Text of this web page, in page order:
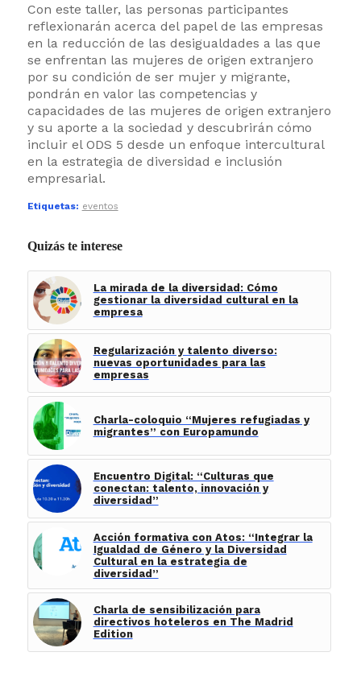
Con este taller, las personas participantes
reflexionarán acerca del papel de las empresas
en la reducción de las desigualdades a las que
se enfrentan las mujeres de origen extranjero
por su condición de ser mujer y migrante,
pondrán en valor las competencias y
capacidades de las mujeres de origen extranjero
y su aporte a la sociedad y descubrirán cómo
incluir el ODS 5 desde un enfoque intercultural
en la estrategia de diversidad e inclusión
empresarial.
Etiquetas: eventos
Quizás te interese
La mirada de la diversidad: Cómo
gestionar la diversidad cultural en la
empresa
Regularización y talento diverso:
nuevas oportunidades para las
empresas
Charla-coloquio “Mujeres refugiadas y
migrantes” con Europamundo
Encuentro Digital: “Culturas que
conectan: talento, innovación y
diversidad”
Acción formativa con Atos: “Integrar la
Igualdad de Género y la Diversidad
Cultural en la estrategia de
diversidad”
Charla de sensibilización para
directivos hoteleros en The Madrid
Edition